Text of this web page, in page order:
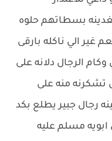
بسطاتهم حلوه
الي ناكله بارقى
الرجال دلانه على
تشكرنه منه على
رجال جبير يطلع بكد
مسلم عليه